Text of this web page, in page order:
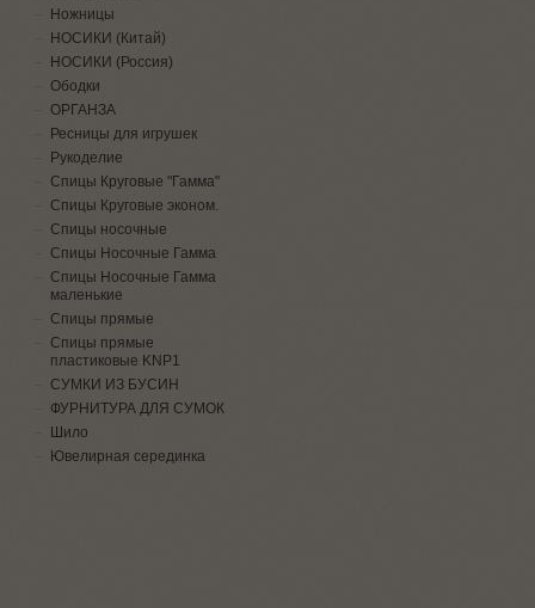
Ножницы
НОСИКИ (Китай)
НОСИКИ (Россия)
Ободки
ОРГАНЗА
Ресницы для игрушек
Рукоделие
Спицы Круговые "Гамма"
Спицы Круговые эконом.
Спицы носочные
Спицы Носочные Гамма
Спицы Носочные Гамма
маленькие
Спицы прямые
Спицы прямые
пластиковые KNP1
СУМКИ ИЗ БУСИН
ФУРНИТУРА ДЛЯ СУМОК
Шило
Ювелирная серединка